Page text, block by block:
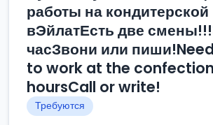
работы на кондитерской
вЭйлатЕсть две
часЗвони или
to work at the
hoursCall or write!
Требуются